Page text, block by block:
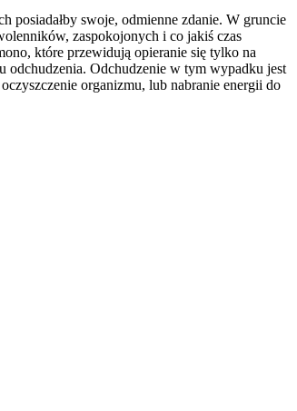
posiadałby swoje, odmienne zdanie. W gruncie
zaspokojonych i co jakiś czas
które przewidują opieranie się tylko na
odchudzenia. Odchudzenie w tym wypadku jest
organizmu, lub nabranie energii do